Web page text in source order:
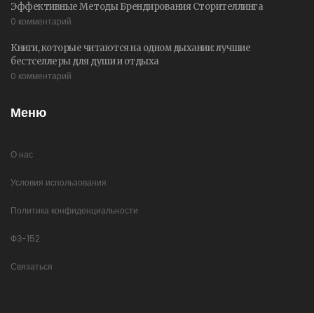
Эффективные Методы Брендирования Сторителлинга
0 комментарий
Книги, которые читаются на одном дыхании: лучшие
бестселлеры для души и отдыха
0 комментарий
Меню
О нас
Условия использования
Политика конфиденциальности
ФЗ-152
Связаться